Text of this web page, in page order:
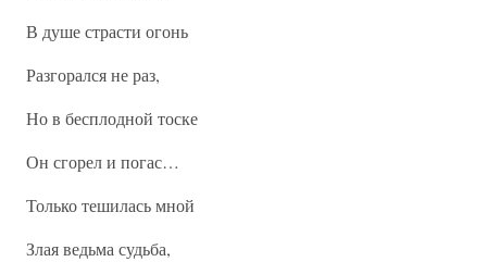
В душе страсти огонь
Разгорался не раз,
Но в бесплодной тоске
Он сгорел и погас…
Только тешилась мной
Злая ведьма судьба,